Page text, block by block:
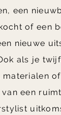
een
of een
nieuwe
als je
materialen
een